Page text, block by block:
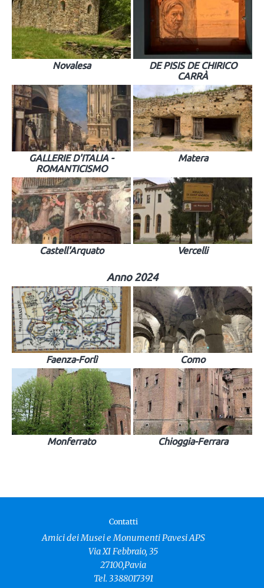
Novalesa
DE PISIS DE CHIRICO
CARRÀ
GALLERIE D'ITALIA -
ROMANTICISMO
Matera
Castell'Arquato Vercelli
Anno 2024
Faenza-Forlì Como
Monferrato Chioggia-Ferrara
Contatti
Amici dei Musei e Monumenti Pavesi APS
Via XI Febbraio, 35
27100,Pavia
Tel. 3388017391